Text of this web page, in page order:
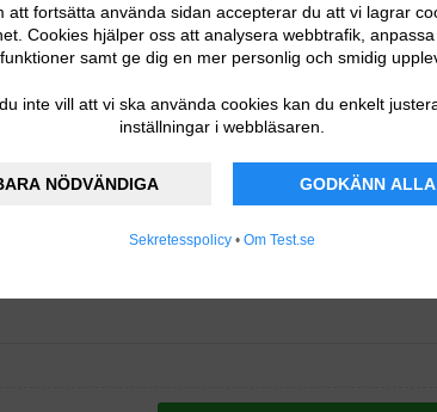
att fortsätta använda sidan accepterar du att vi lagrar
Cookies hjälper oss att analysera webbtrafik,
samt ge dig en mer personlig och smidig
inte vill att vi ska använda cookies kan du enkelt
inställningar i webbläsaren.
NÖDVÄNDIGA GODKÄNN ALLA
Sekretesspolicy • Om Test.se
design. I ett test hos tidningen Råd & Rön fick
testet gör den ett smakligt skum av alla typer av
eller hett mjölkskum. Perfekt för drycker som
Den har en LED-upplyst knapp som gör den
beläggning underlättar rengöringen. Efter